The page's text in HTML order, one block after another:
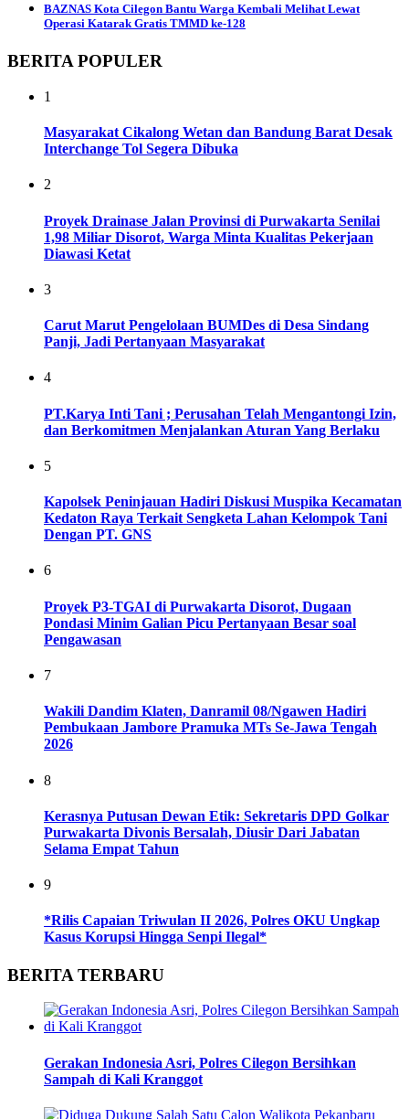
BAZNAS Kota Cilegon Bantu Warga Kembali Melihat Lewat
Operasi Katarak Gratis TMMD ke-128
BERITA POPULER
1
Masyarakat Cikalong Wetan dan Bandung Barat Desak
Interchange Tol Segera Dibuka
2
Proyek Drainase Jalan Provinsi di Purwakarta Senilai
1,98 Miliar Disorot, Warga Minta Kualitas Pekerjaan
Diawasi Ketat
3
Carut Marut Pengelolaan BUMDes di Desa Sindang
Panji, Jadi Pertanyaan Masyarakat
4
PT.Karya Inti Tani ; Perusahan Telah Mengantongi Izin,
dan Berkomitmen Menjalankan Aturan Yang Berlaku
5
Kapolsek Peninjauan Hadiri Diskusi Muspika Kecamatan
Kedaton Raya Terkait Sengketa Lahan Kelompok Tani
Dengan PT. GNS
6
Proyek P3-TGAI di Purwakarta Disorot, Dugaan
Pondasi Minim Galian Picu Pertanyaan Besar soal
Pengawasan
7
Wakili Dandim Klaten, Danramil 08/Ngawen Hadiri
Pembukaan Jambore Pramuka MTs Se-Jawa Tengah
2026
8
Kerasnya Putusan Dewan Etik: Sekretaris DPD Golkar
Purwakarta Divonis Bersalah, Diusir Dari Jabatan
Selama Empat Tahun
9
*Rilis Capaian Triwulan II 2026, Polres OKU Ungkap
Kasus Korupsi Hingga Senpi Ilegal*
BERITA TERBARU
Gerakan Indonesia Asri, Polres Cilegon Bersihkan
Sampah di Kali Kranggot